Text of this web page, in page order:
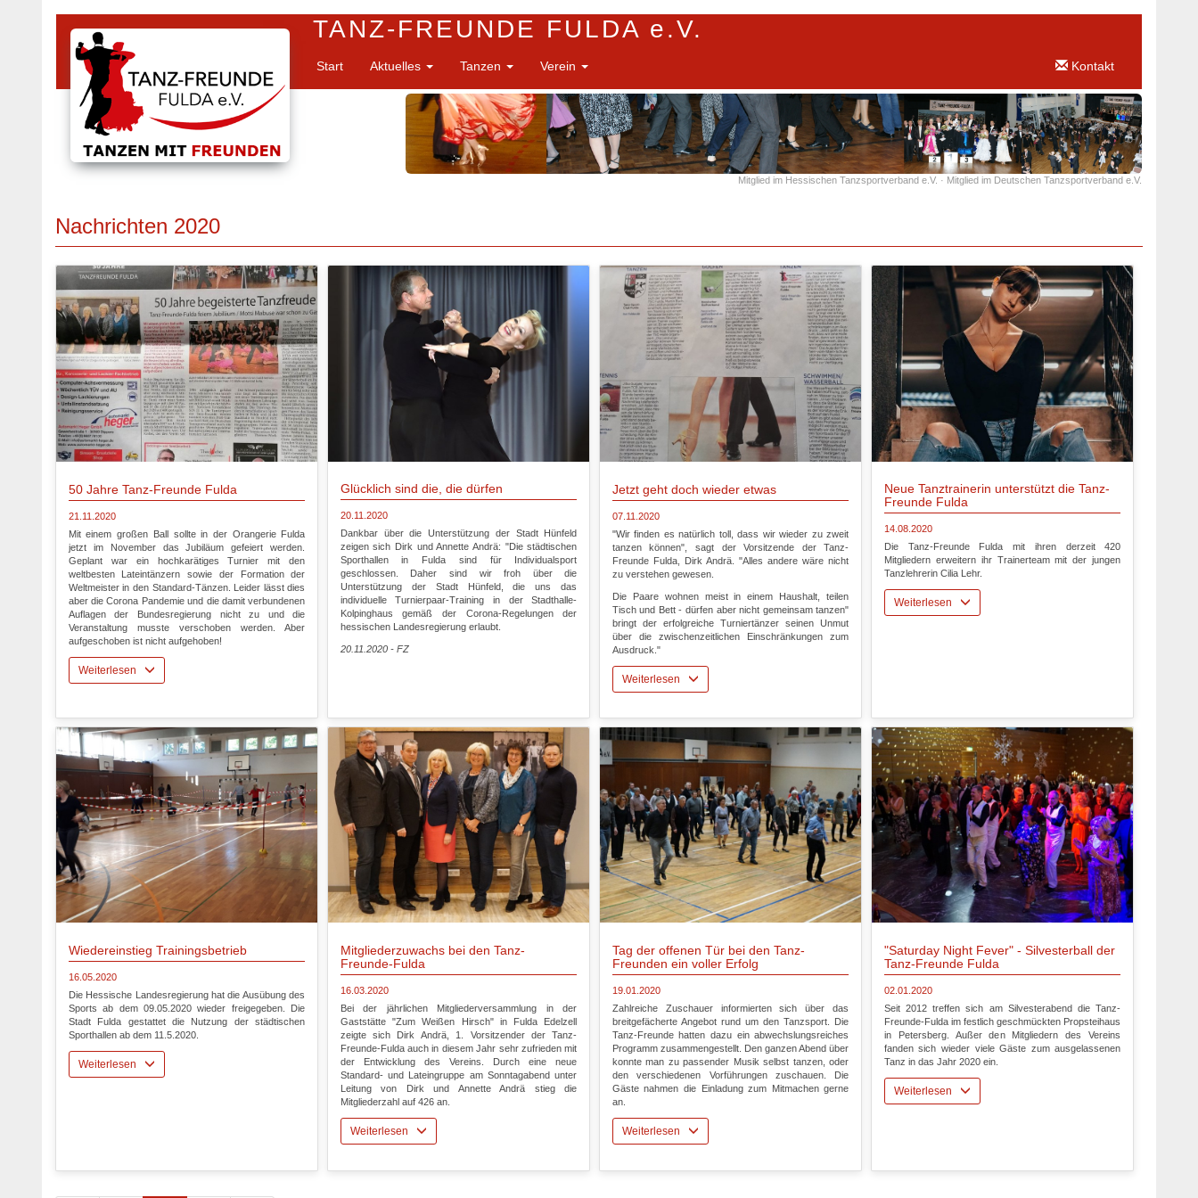
TANZ-FREUNDE FULDA e.V.
Start Aktuelles Tanzen Verein Kontakt
Mitglied im Hessischen Tanzsportverband e.V. · Mitglied im Deutschen Tanzsportverband e.V.
Nachrichten 2020
50 Jahre Tanz-Freunde Fulda
21.11.2020
Mit einem großen Ball sollte in der Orangerie Fulda
jetzt im November das Jubiläum gefeiert werden.
Geplant war ein hochkarätiges Turnier mit den
weltbesten Lateintänzern sowie der Formation der
Weltmeister in den Standard-Tänzen. Leider lässt dies
aber die Corona Pandemie und die damit verbundenen
Auflagen der Bundesregierung nicht zu und die
Veranstaltung musste verschoben werden. Aber
aufgeschoben ist nicht aufgehoben!
Weiterlesen
Glücklich sind die, die dürfen
20.11.2020
Dankbar über die Unterstützung der Stadt Hünfeld
zeigen sich Dirk und Annette Andrä: "Die städtischen
Sporthallen in Fulda sind für Individualsport
geschlossen. Daher sind wir froh über die
Unterstützung der Stadt Hünfeld, die uns das
individuelle Turnierpaar-Training in der Stadthalle-
Kolpinghaus gemäß der Corona-Regelungen der
hessischen Landesregierung erlaubt.
20.11.2020 - FZ
Jetzt geht doch wieder etwas
07.11.2020
"Wir finden es natürlich toll, dass wir wieder zu zweit
tanzen können", sagt der Vorsitzende der Tanz-
Freunde Fulda, Dirk Andrä. "Alles andere wäre nicht
zu verstehen gewesen.
Die Paare wohnen meist in einem Haushalt, teilen
Tisch und Bett - dürfen aber nicht gemeinsam tanzen"
bringt der erfolgreiche Turniertänzer seinen Unmut
über die zwischenzeitlichen Einschränkungen zum
Ausdruck."
Weiterlesen
Neue Tanztrainerin unterstützt die Tanz-
Freunde Fulda
14.08.2020
Die Tanz-Freunde Fulda mit ihren derzeit 420
Mitgliedern erweitern ihr Trainerteam mit der jungen
Tanzlehrerin Cilia Lehr.
Weiterlesen
Wiedereinstieg Trainingsbetrieb
16.05.2020
Die Hessische Landesregierung hat die Ausübung des
Sports ab dem 09.05.2020 wieder freigegeben. Die
Stadt Fulda gestattet die Nutzung der städtischen
Sporthallen ab dem 11.5.2020.
Weiterlesen
Mitgliederzuwachs bei den Tanz-
Freunde-Fulda
16.03.2020
Bei der jährlichen Mitgliederversammlung in der
Gaststätte "Zum Weißen Hirsch" in Fulda Edelzell
zeigte sich Dirk Andrä, 1. Vorsitzender der Tanz-
Freunde-Fulda auch in diesem Jahr sehr zufrieden mit
der Entwicklung des Vereins. Durch eine neue
Standard- und Lateingruppe am Sonntagabend unter
Leitung von Dirk und Annette Andrä stieg die
Mitgliederzahl auf 426 an.
Weiterlesen
Tag der offenen Tür bei den Tanz-
Freunden ein voller Erfolg
19.01.2020
Zahlreiche Zuschauer informierten sich über das
breitgefächerte Angebot rund um den Tanzsport. Die
Tanz-Freunde hatten dazu ein abwechslungsreiches
Programm zusammengestellt. Den ganzen Abend über
konnte man zu passender Musik selbst tanzen, oder
den verschiedenen Vorführungen zuschauen. Die
Gäste nahmen die Einladung zum Mitmachen gerne
an.
Weiterlesen
"Saturday Night Fever" - Silvesterball der
Tanz-Freunde Fulda
02.01.2020
Seit 2012 treffen sich am Silvesterabend die Tanz-
Freunde-Fulda im festlich geschmückten Propsteihaus
in Petersberg. Außer den Mitgliedern des Vereins
fanden sich wieder viele Gäste zum ausgelassenen
Tanz in das Jahr 2020 ein.
Weiterlesen